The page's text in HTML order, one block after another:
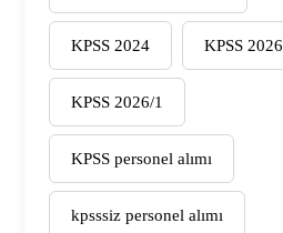
KPSS 2024 KPSS 2026
KPSS 2026/1
KPSS personel alımı
kpsssiz personel alımı